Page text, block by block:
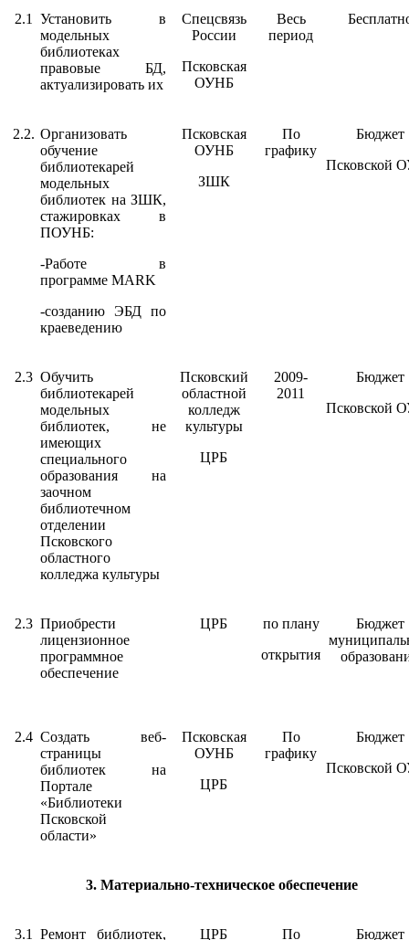
2.1
Установить в
модельных
библиотеках
правовые БД,
актуализировать их
Спецсвязь
России
Псковская
ОУНБ
Весь
период
2.2. Организовать
обучение
библиотекарей
модельных
библиотек на ЗШК,
стажировках в
ПОУНБ:
-Работе в
программе MARK
-созданию ЭБД по
краеведению
Псковская
ОУНБ
ЗШК
По
графику
Бюджет
Псковской
2.3 Обучить
библиотекарей
модельных
библиотек, не
имеющих
специального
образования на
заочном
библиотечном
отделении
Псковского
областного
колледжа культуры
Псковский
областной
колледж
культуры
ЦРБ
2009-
2011
Бюджет
Псковской
2.3 Приобрести
лицензионное
программное
обеспечение
ЦРБ
по плану
открытия
Бюджет
2.4 Создать веб-
страницы
библиотек на
Портале
«Библиотеки
Псковской
области»
Псковская
ОУНБ
ЦРБ
По
графику
Бюджет
Псковской
3. Материально-техническое обеспечение
3.1 Ремонт библиотек, ЦРБ По Бюджет